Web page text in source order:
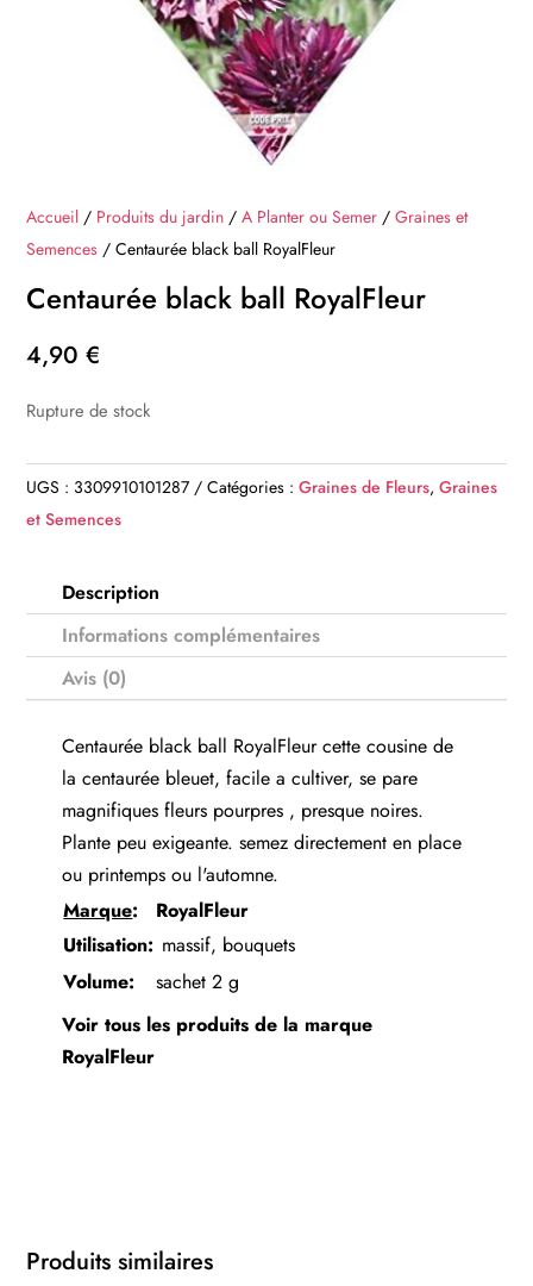
Accueil / Produits du jardin /A Planter ou Semer /Graines et
Semences / Centaurée black ball RoyalFleur
Centaurée black ball RoyalFleur
4,90€
Rupture de stock
UGS : 3309910101287 Catégories :Graines de Fleurs,Graines
et Semences
Description
Informations complémentaires
Avis (0)
Centaurée black ball RoyalFleur cette cousine de
la centaurée bleuet, facile a cultiver, se pare
magnifiques fleurs pourpres , presque noires.
Plante peu exigeante. semez directement en place
ou printemps ou l'automne.
Marque:
RoyalFleur
Utilisation: massif, bouquets
Volume:
sachet 2 g
Voir tous les produits de la marque
RoyalFleur
Produits similaires